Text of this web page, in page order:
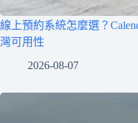
線上預約系統怎麼選？
灣可用性
2026-08-07